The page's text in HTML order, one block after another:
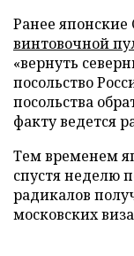
Ранее
винтовочной
«вернуть
посольство
посольства
факту ведется
Тем временем
спустя неделю
радикалов
московских